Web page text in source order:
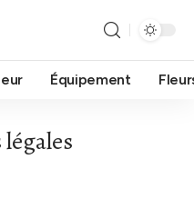
Équipement